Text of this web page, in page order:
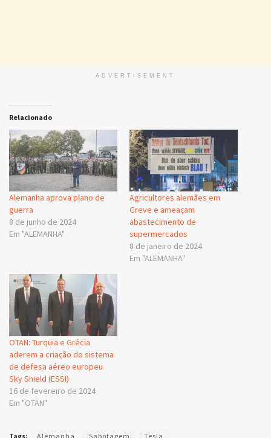
ADVERTISEMENT
Relacionado
Alemanha aprova plano de
guerra
8 de junho de 2024
Em "ALEMANHA"
Agricultores alemães em
Greve e ameaçam
abastecimento de
supermercados
8 de janeiro de 2024
Em "ALEMANHA"
OTAN: Turquia e Grécia
aderem a criação do sistema
de defesa aéreo europeu
Sky Shield (ESSI)
16 de fevereiro de 2024
Em "OTAN"
Tags: Alemanha Sabotagem Tesla